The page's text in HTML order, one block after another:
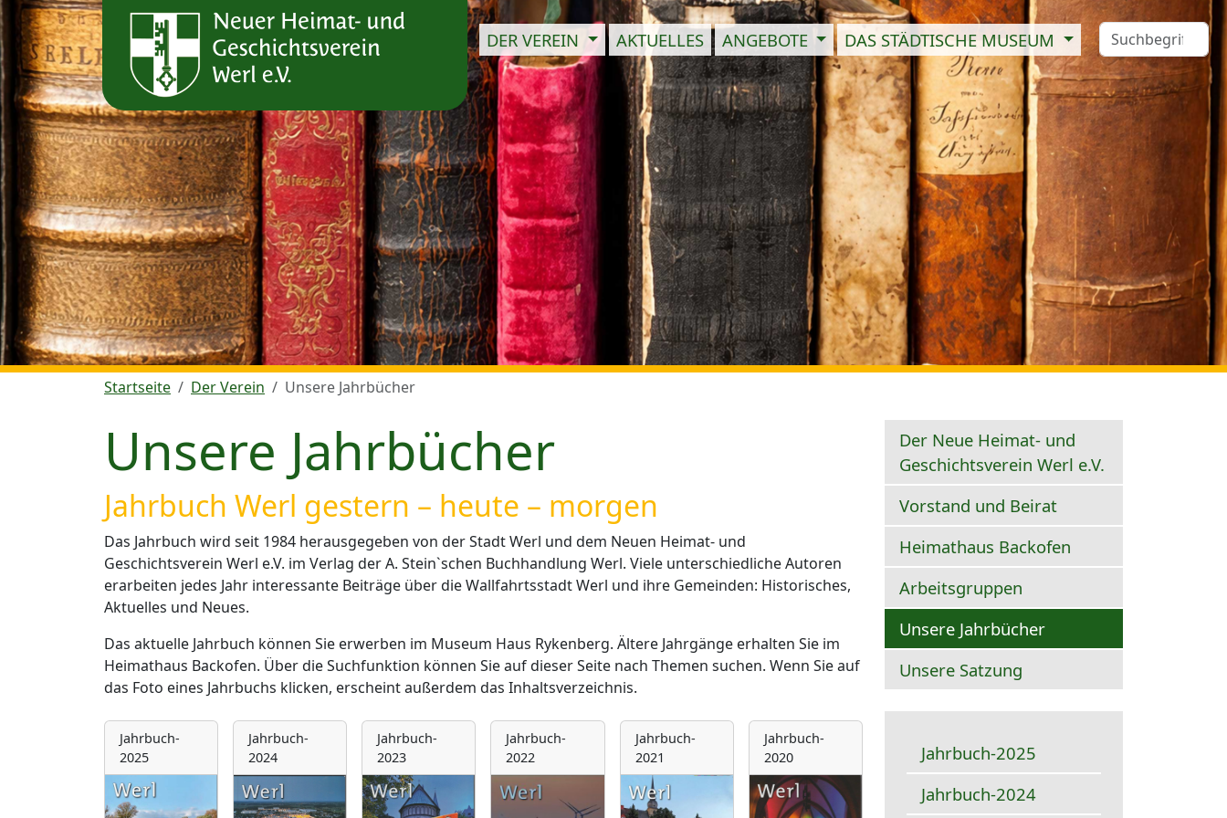
DER VEREIN AKTUELLES ANGEBOTE DAS STÄDTISCHE MUSEUM
Startseite Der Verein Unsere Jahrbücher
Der Neue Heimat- und
Geschichtsverein Werl e.V.
Vorstand und Beirat
Heimathaus Backofen
Arbeitsgruppen
Unsere Jahrbücher
Unsere Satzung
Jahrbuch-2025
Jahrbuch-2024
Unsere Jahrbücher
Jahrbuch Werl gestern – heute – morgen
Das Jahrbuch wird seit 1984 herausgegeben von der Stadt Werl und dem Neuen Heimat- und
Geschichtsverein Werl e.V. im Verlag der A. Stein`schen Buchhandlung Werl. Viele unterschiedliche Autoren
erarbeiten jedes Jahr interessante Beiträge über die Wallfahrtsstadt Werl und ihre Gemeinden: Historisches,
Aktuelles und Neues.
Das aktuelle Jahrbuch können Sie erwerben im Museum Haus Rykenberg. Ältere Jahrgänge erhalten Sie im
Heimathaus Backofen. Über die Suchfunktion können Sie auf dieser Seite nach Themen suchen. Wenn Sie auf
das Foto eines Jahrbuchs klicken, erscheint außerdem das Inhaltsverzeichnis.
Jahrbuch-
2025
Jahrbuch-
2024
Jahrbuch-
2023
Jahrbuch-
2022
Jahrbuch-
2021
Jahrbuch-
2020